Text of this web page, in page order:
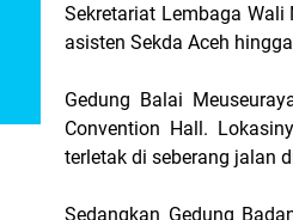
Sekretariat Lembaga Wali
asisten Sekda Aceh
Gedung Balai
Convention Hall.
terletak di seberang jalan
Sedangkan Gedung